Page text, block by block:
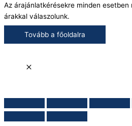
Az árajánlatkérésekre minden
árakkal válaszolunk.
Tovább a főoldalra